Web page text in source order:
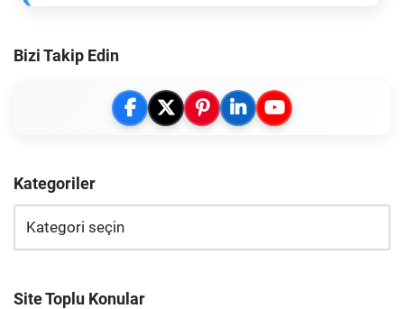
Bizi Takip Edin
Kategoriler
Site Toplu Konular